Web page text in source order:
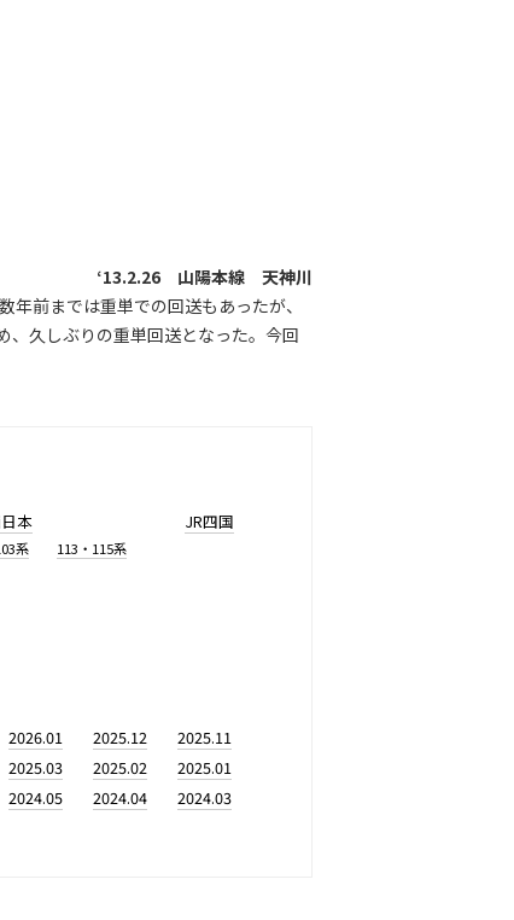
‘13.2.26 山陽本線 天神川
前までは重単での回送もあったが、
久しぶりの重単回送となった。今回
本
系 113・115系
JR四国
2026.01 2025.12
2025.11
2025.03 2025.02
2025.01
2024.05 2024.04
2024.03